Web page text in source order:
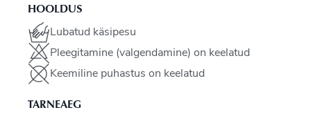
HOOLDUS
Lubatud käsipesu
Pleegitamine (valgendamine) on keelatud
Keemiline puhastus on keelatud
TARNEAEG